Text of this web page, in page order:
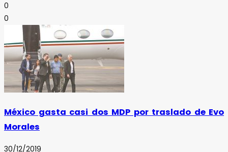
0
0
México gasta casi dos MDP por traslado de Evo
Morales
30/12/2019